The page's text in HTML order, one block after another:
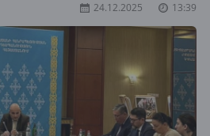
24.12.2025 13:39